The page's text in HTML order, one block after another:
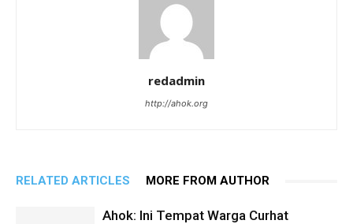
redadmin
http://ahok.org
RELATED ARTICLES MORE FROM AUTHOR
Ahok: Ini Tempat Warga Curhat